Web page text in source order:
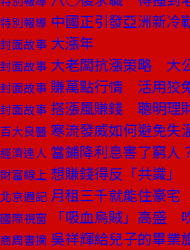
特別報導 中國正引發亞洲新冷
封面故事 大漲年
封面故事 大老闆抗漲策略 大
封面故事 賺萬點行情 活用狡
封面故事 搭漲風賺錢 聰明理
百大良醫 寒流發威如何避免失
經濟達人 當鋪降利息害了窮人
財富線上 想賺錢得反「共識」
北京週記 月租三千就能住豪宅
國際視窗 「吸血烏賊」高盛
商周書摘 吳祥輝給兒子的畢業